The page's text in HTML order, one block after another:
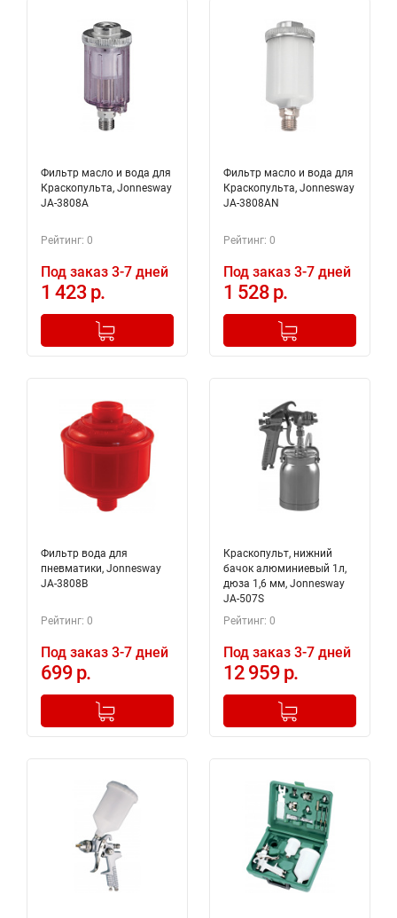
Фильтр масло и вода для
Краскопульта, Jonnesway
JA-3808A
Рейтинг: 0
Под заказ 3-7 дней
1 423 р.
+
Добавлено в корзину
Фильтр масло и вода для
Краскопульта, Jonnesway
JA-3808AN
Рейтинг: 0
Под заказ 3-7 дней
1 528 р.
+
Добавлено в корзину
Фильтр вода для
пневматики, Jonnesway
JA-3808B
Рейтинг: 0
Под заказ 3-7 дней
699 р.
+
Добавлено в корзину
Краскопульт, нижний
бачок алюминиевый 1л,
дюза 1,6 мм, Jonnesway
JA-507S
Рейтинг: 0
Под заказ 3-7 дней
12 959 р.
+
Добавлено в корзину